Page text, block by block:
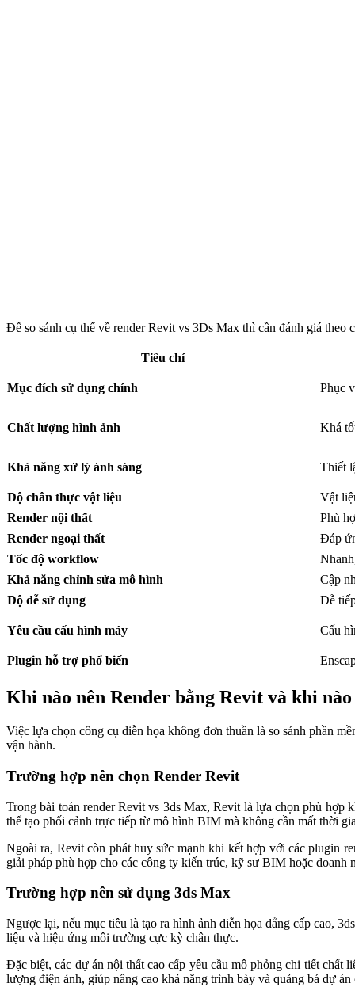
Để so sánh cụ thể về render Revit vs 3Ds Max thì cần đánh giá theo
Tiêu chí
Mục đích sử dụng chính Phục
Chất lượng hình ảnh Khá
Khả năng xử lý ánh sáng Thiết
Độ chân thực vật liệu
Vật
Render nội thất
Phù
Render ngoại thất
Đáp
Tốc độ workflow
Khả năng chỉnh sửa mô hình
Cập
Độ dễ sử dụng
Dễ
Yêu cầu cấu hình máy Cấu
Plugin hỗ trợ phổ biến
Khi nào nên Render bằng Revit và khi
Việc lựa chọn công cụ diễn họa không đơn thuần là so sánh phần
vận hành.
Trường hợp nên chọn Render Revit
Trong bài toán render Revit vs 3ds Max, Revit là lựa chọn phù
thể tạo phối cảnh trực tiếp từ mô hình BIM mà không cần mất thời
Ngoài ra, Revit còn phát huy sức mạnh khi kết hợp với các plugin
giải pháp phù hợp cho các công ty kiến trúc, kỹ sư BIM hoặc doanh
Trường hợp nên sử dụng 3ds Max
Ngược lại, nếu mục tiêu là tạo ra hình ảnh diễn họa đẳng cấp cao,
liệu và hiệu ứng môi trường cực kỳ chân thực.
Đặc biệt, các dự án nội thất cao cấp yêu cầu mô phỏng chi tiết chất
lượng điện ảnh, giúp nâng cao khả năng trình bày và quảng bá dự